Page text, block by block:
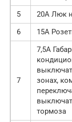
5
20А Люк
6
15А
7
7,5А
зонах,
тормоза